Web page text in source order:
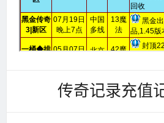
传奇记录充值